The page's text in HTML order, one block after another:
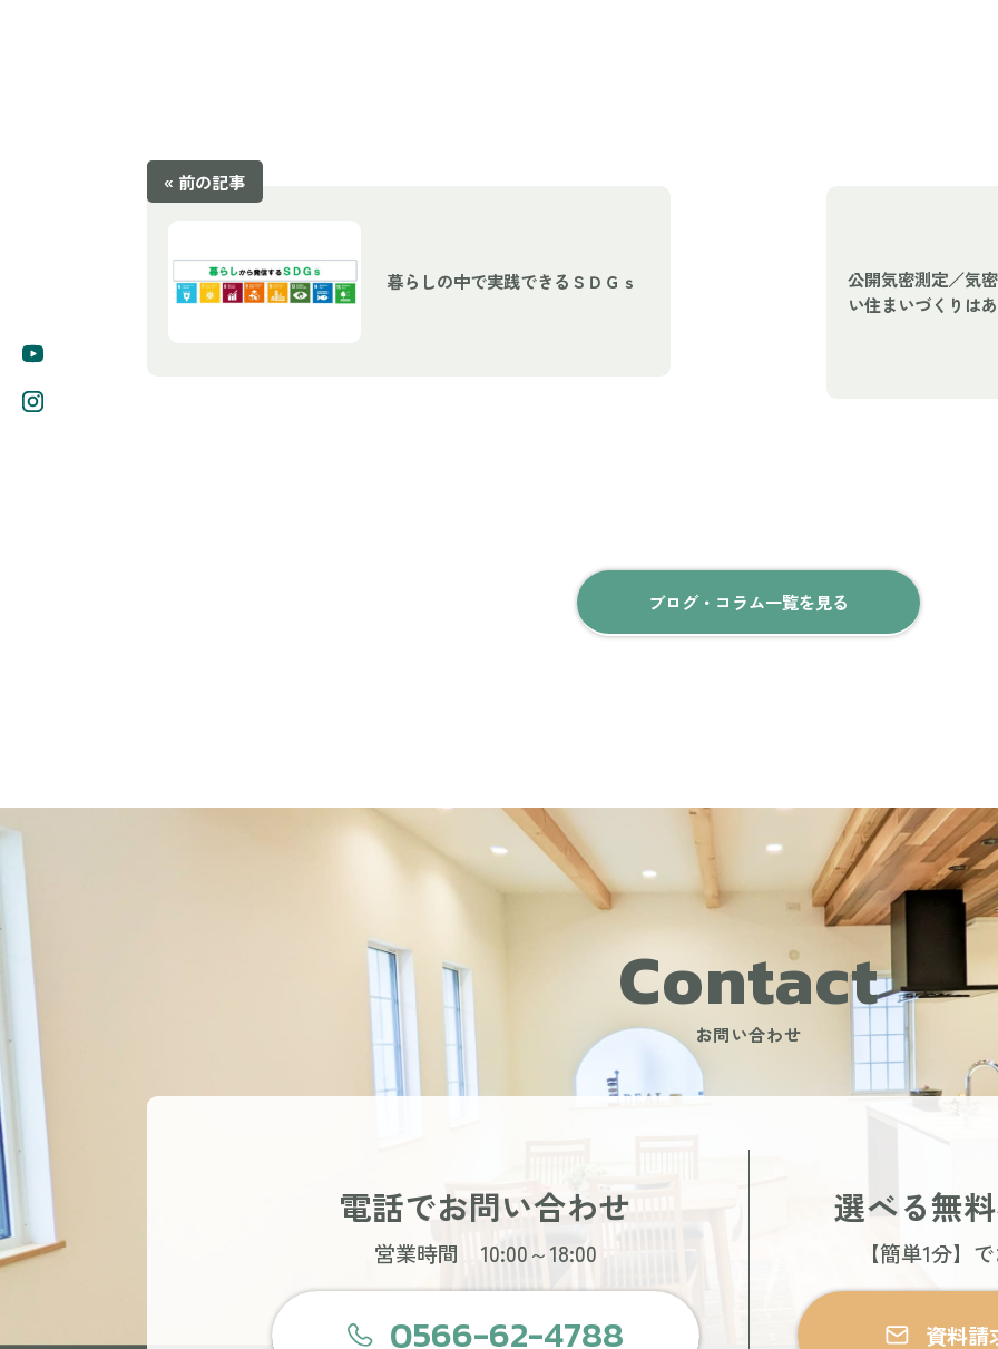
« 前の記事
暮らしの中で実践できるＳＤＧｓ
公開気密測定／気
い住まいづくりは
ブログ・コラム一覧を見る
Contact
お問い合わせ
電話でお問い合わせ
営業時間 10:00～18:00
0566-62-4788
選べる無
【簡単1分】
資料請